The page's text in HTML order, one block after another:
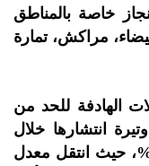
خاصة بالمناطق
مراكش، تمارة
الهادفة للحد من
انتشارها خلال
ونصف الماضيتين بنسبة -48%، حيث انتقل معدل